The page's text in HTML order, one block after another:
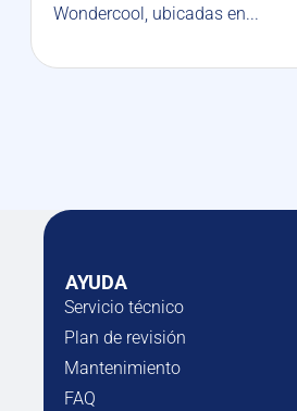
Wondercool, ubicadas en...
AYUDA
Servicio técnico
Plan de revisión
Mantenimiento
FAQ